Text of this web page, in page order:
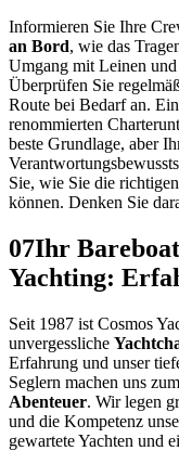
Informieren Sie Ihre
an Bord, wie das
Umgang mit Leinen
Überprüfen Sie
Route bei Bedarf an.
renommierten
beste Grundlage, aber
Sie, wie Sie die
können. Denken Sie
07Ihr
Yachting:
Seit 1987 ist Cosmos
unvergessliche
Erfahrung und unser
Seglern machen uns
Abenteuer. Wir legen
und die Kompetenz
gewartete Yachten und